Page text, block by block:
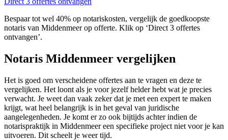
Bespaar tot wel 40% op notariskosten, vergelijk de goedkoopste
notaris van Middenmeer op offerte. Klik op ‘Direct 3 offertes
ontvangen’.
Notaris Middenmeer vergelijken
Het is goed om verscheidene offertes aan te vragen en deze te
vergelijken. Het loont als je voor jezelf helder hebt wat je precies
verwacht. Je weet dan vaak zeker dat je met een expert te maken
krijgt, wat heel belangrijk is in het geval van juridische
aangelegenheden. Je komt er zo ook bijtijds achter indien de
notarispraktijk in Middenmeer een specifieke project niet voor je kan
uitvoeren. Dit scheelt je weer tijd.